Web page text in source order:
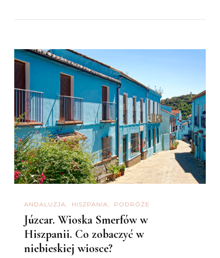
ANDALUZJA HISZPANIA PODRÓŻE
Júzcar. Wioska Smerfów w
Hiszpanii. Co zobaczyć w
niebieskiej wiosce?